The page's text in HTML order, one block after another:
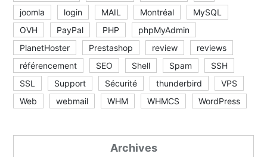
joomla
login MAIL Montréal
MySQL
OVH
PayPal PHP
phpMyAdmin
PlanetHoster
Prestashop review
reviews
référencement
SEO Shell Spam
SSH
SSL
Support Sécurité thunderbird
VPS
Web
webmail WHM WHMCS WordPress
Archives